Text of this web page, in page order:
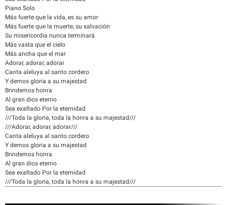
Piano Solo
Más fuerte que la vida, es su amor
Más fuerte que la muerte, su salvación
Su misericordia nunca terminará
Más vasta que el cielo
Más ancha que el mar
Adorar, adorar, adorar
Canta aleluya al santo cordero
Y demos gloria a su majestad
Brindemos honra
Al gran dios eterno
Sea exaltado Por la eternidad
///Toda la gloria, toda la honra a su majestad///
///Adorar, adorar, adorar///
Canta aleluya al santo cordero
Y demos gloria a su majestad
Brindemos honra
Al gran dios eterno
Sea exaltado Por la eternidad
///Toda la gloria, toda la honra a su majestad///